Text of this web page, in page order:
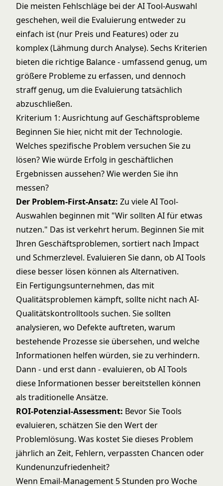
Die meisten Fehlschläge bei der AI Tool-Auswahl
geschehen, weil die Evaluierung entweder zu
einfach ist (nur Preis und Features) oder zu
komplex (Lähmung durch Analyse). Sechs Kriterien
bieten die richtige Balance - umfassend genug, um
größere Probleme zu erfassen, und dennoch
straff genug, um die Evaluierung tatsächlich
abzuschließen.
Kriterium 1: Ausrichtung auf Geschäftsprobleme
Beginnen Sie hier, nicht mit der Technologie.
Welches spezifische Problem versuchen Sie zu
lösen? Wie würde Erfolg in geschäftlichen
Ergebnissen aussehen? Wie werden Sie ihn
messen?
Der Problem-First-Ansatz: Zu viele AI Tool-
Auswahlen beginnen mit "Wir sollten AI für etwas
nutzen." Das ist verkehrt herum. Beginnen Sie mit
Ihren Geschäftsproblemen, sortiert nach Impact
und Schmerzlevel. Evaluieren Sie dann, ob AI Tools
diese besser lösen können als Alternativen.
Ein Fertigungsunternehmen, das mit
Qualitätsproblemen kämpft, sollte nicht nach AI-
Qualitätskontrolltools suchen. Sie sollten
analysieren, wo Defekte auftreten, warum
bestehende Prozesse sie übersehen, und welche
Informationen helfen würden, sie zu verhindern.
Dann - und erst dann - evaluieren, ob AI Tools
diese Informationen besser bereitstellen können
als traditionelle Ansätze.
ROI-Potenzial-Assessment: Bevor Sie Tools
evaluieren, schätzen Sie den Wert der
Problemlösung. Was kostet Sie dieses Problem
jährlich an Zeit, Fehlern, verpassten Chancen oder
Kundenunzufriedenheit?
Wenn Email-Management 5 Stunden pro Woche